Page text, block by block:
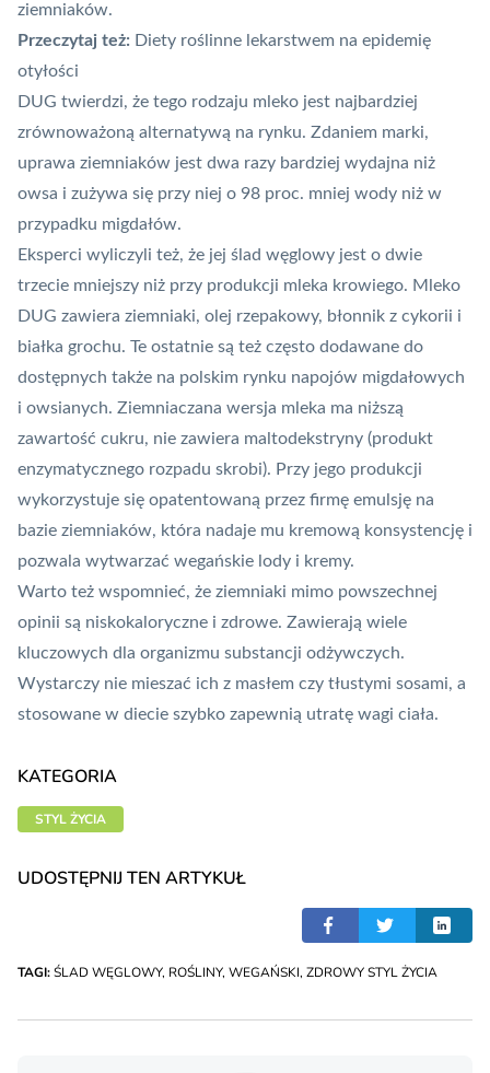
ziemniaków.
Przeczytaj też: Diety roślinne lekarstwem na epidemię
otyłości
DUG twierdzi, że tego rodzaju mleko jest najbardziej
zrównoważoną alternatywą na rynku. Zdaniem marki,
uprawa ziemniaków jest dwa razy bardziej wydajna niż
owsa i zużywa się przy niej o 98 proc. mniej wody niż w
przypadku migdałów.
Eksperci wyliczyli też, że jej ślad węglowy jest o dwie
trzecie mniejszy niż przy produkcji mleka krowiego. Mleko
DUG zawiera ziemniaki, olej rzepakowy, błonnik z cykorii i
białka grochu. Te ostatnie są też często dodawane do
dostępnych także na polskim rynku napojów migdałowych
i owsianych. Ziemniaczana wersja mleka ma niższą
zawartość cukru, nie zawiera maltodekstryny (produkt
enzymatycznego rozpadu skrobi). Przy jego produkcji
wykorzystuje się opatentowaną przez firmę emulsję na
bazie ziemniaków, która nadaje mu kremową konsystencję i
pozwala wytwarzać wegańskie lody i kremy.
Warto też wspomnieć, że ziemniaki mimo powszechnej
opinii są niskokaloryczne i zdrowe. Zawierają wiele
kluczowych dla organizmu substancji odżywczych.
Wystarczy nie mieszać ich z masłem czy tłustymi sosami, a
stosowane w diecie szybko zapewnią utratę wagi ciała.
KATEGORIA
STYL ŻYCIA
UDOSTĘPNIJ TEN ARTYKUŁ
TAGI:ŚLAD WĘGLOWY, ROŚLINY, WEGAŃSKI, ZDROWY STYL ŻYCIA